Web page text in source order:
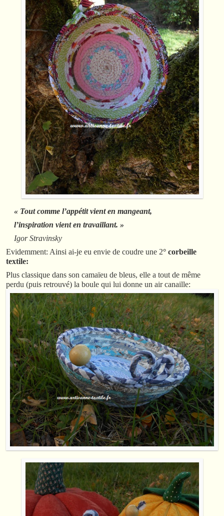
« Tout comme l’appétit vient en mangeant,
l’inspiration vient en travaillant. »
Igor Stravinsky
Evidemment: Ainsi ai-je eu envie de coudre une 2° corbeille
textile:
Plus classique dans son camaïeu de bleus, elle a tout de même
perdu (puis retrouvé) la boule qui lui donne un air canaille: